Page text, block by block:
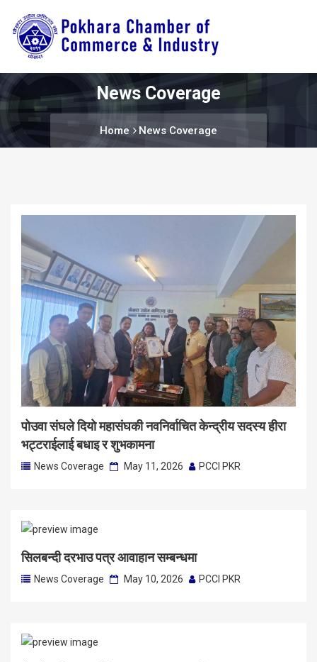
News Coverage
Home News Coverage
पोउवा संघले दियो महासंघकी नवनिर्वाचित केन्द्रीय सदस्य हीरा
भट्टराईलाई बधाइ र शुभकामना
News Coverage May 11, 2026 PCCI PKR
सिलबन्दी दरभाउ पत्र आवाहान सम्बन्धमा
News Coverage May 10, 2026 PCCI PKR